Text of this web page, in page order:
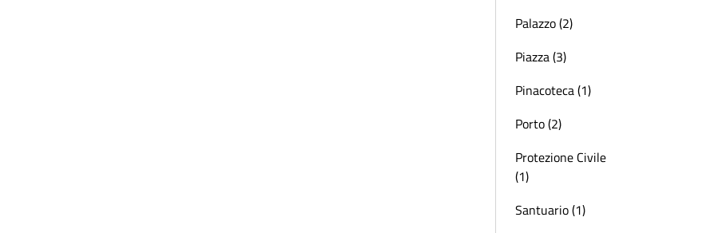
Palazzo (2)
Piazza (3)
Pinacoteca (1)
Porto (2)
Protezione Civile
(1)
Santuario (1)